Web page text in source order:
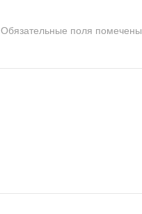
Обязательные поля помечены